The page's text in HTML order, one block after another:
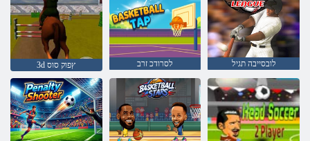
3d ץפוק סוס לסרודכ זרב לובסייבה תגיל